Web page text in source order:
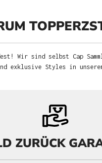
sind selbst Cap
exklusive Styles in
ZURÜCK